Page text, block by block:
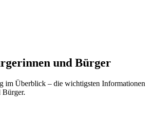
und Bürger
im Überblick – die wichtigsten Informationen
Bürger.